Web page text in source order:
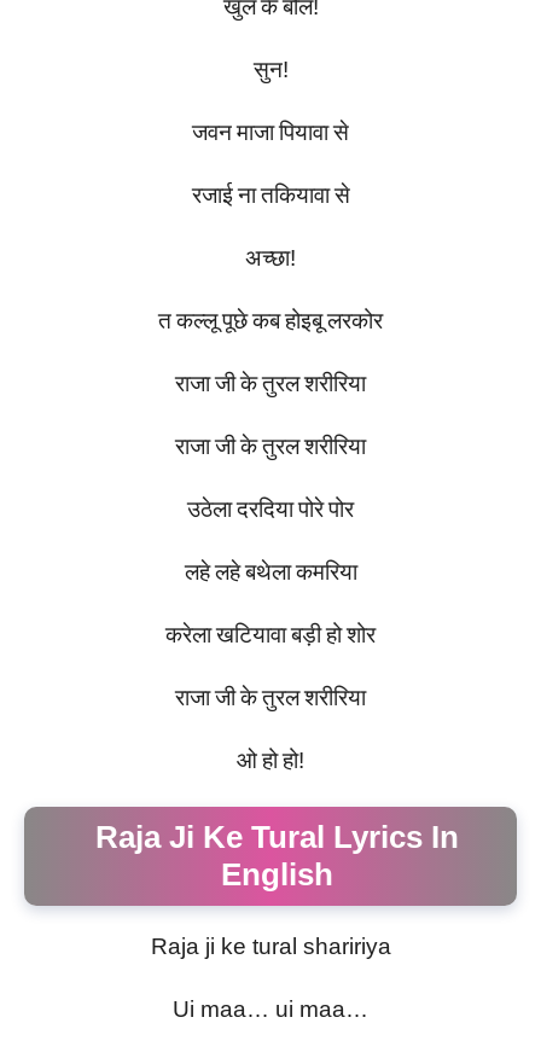
खुलकेबोल!
सुन!
जवनमाजापियावासे
रजाईनातकियावासे
अच्छा!
तकल्लूपूछेकबहोइबूलरकोर
राजाजीकेतुरलशरीरिया
राजाजीकेतुरलशरीरिया
उठेलादरदियापोरेपोर
लहेलहेबथेलाकमरिया
करेलाखटियावाबड़ीहोशोर
राजाजीकेतुरलशरीरिया
ओहोहो!
Raja Ji Ke Tural Lyrics In
English
Raja ji ke tural shaririya
Ui maa… ui maa…